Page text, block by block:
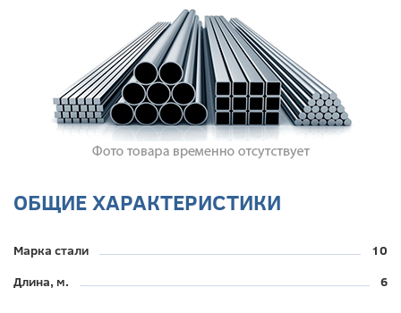
ОБЩИЕ ХАРАКТЕРИСТИКИ
Марка стали
10
Длина, м.
6